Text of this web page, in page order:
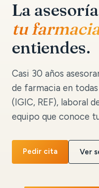
La
tu
entiendes.
Casi 30 años
de farmacia en
(IGIC, REF), laboral
equipo que conoce
Pedir cita Ver